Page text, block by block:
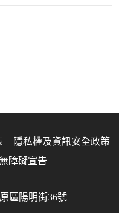
隱私權及資訊安全政策
障礙宣告
區陽明街36號